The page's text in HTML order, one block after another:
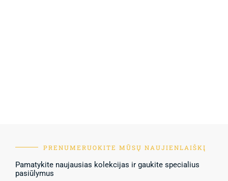
PRENUMERUOKITE MŪSŲ NAUJIENLAIŠKĮ
Pamatykite naujausias kolekcijas ir gaukite specialius
pasiūlymus